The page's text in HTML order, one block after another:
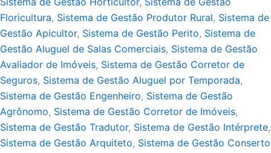
Floricultura, Sistema de Gestão Produtor Rural, Sistema de
Gestão Apicultor, Sistema de Gestão Perito, Sistema de
Gestão Aluguel de Salas Comerciais, Sistema de Gestão
Avaliador de Imóveis, Sistema de Gestão Corretor de
Seguros, Sistema de Gestão Aluguel por Temporada,
Sistema de Gestão Engenheiro, Sistema de Gestão
Agrônomo, Sistema de Gestão Corretor de Imóveis,
Sistema de Gestão Tradutor, Sistema de Gestão Intérprete,
Sistema de Gestão Arquiteto, Sistema de Gestão Conserto